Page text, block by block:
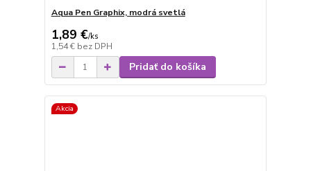
Aqua Pen Graphix, modrá svetlá
1,89 €/ks
1,54 € bez DPH
Pridať do košíka
Akcia